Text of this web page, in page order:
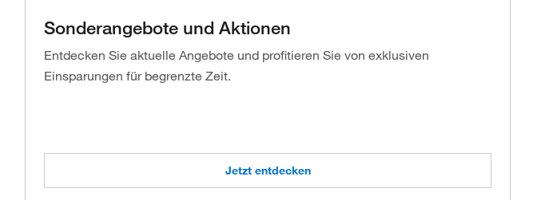
Sonderangebote und Aktionen
Entdecken Sie aktuelle Angebote und profitieren Sie von exklusiven
Einsparungen für begrenzte Zeit.
Jetzt entdecken